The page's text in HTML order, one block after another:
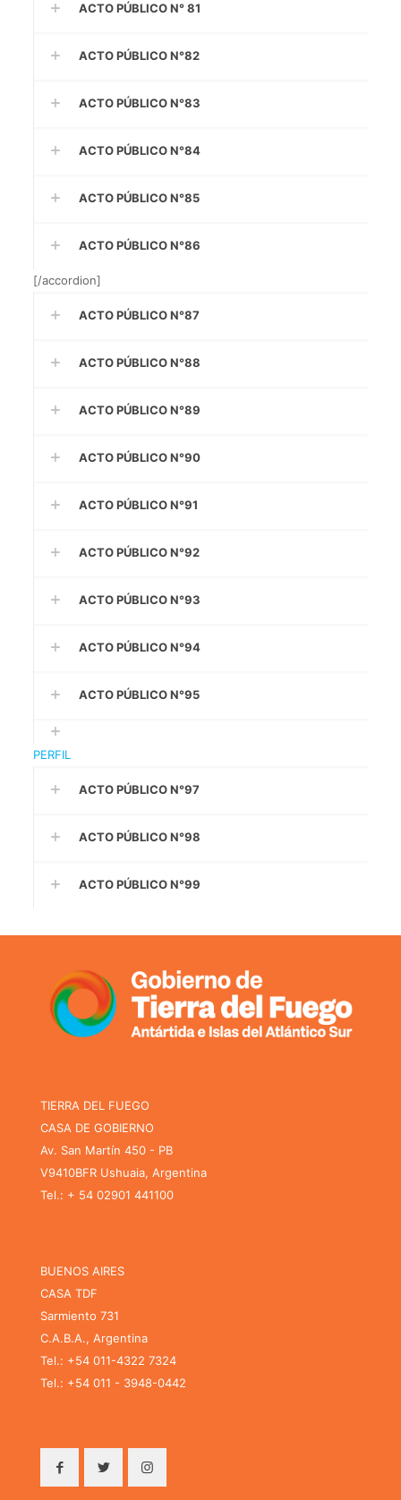
ACTO PÚBLICO N° 81
ACTO PÚBLICO N°82
ACTO PÚBLICO N°83
ACTO PÚBLICO N°84
ACTO PÚBLICO N°85
ACTO PÚBLICO N°86
[/accordion]
ACTO PÚBLICO N°87
ACTO PÚBLICO N°88
ACTO PÚBLICO N°89
ACTO PÚBLICO N°90
ACTO PÚBLICO N°91
ACTO PÚBLICO N°92
ACTO PÚBLICO N°93
ACTO PÚBLICO N°94
ACTO PÚBLICO N°95
PERFIL
ACTO PÚBLICO N°97
ACTO PÚBLICO N°98
ACTO PÚBLICO N°99
TIERRA DEL FUEGO
CASA DE GOBIERNO
Av. San Martín 450 - PB
V9410BFR Ushuaia, Argentina
Tel.: + 54 02901 441100
BUENOS AIRES
CASA TDF
Sarmiento 731
C.A.B.A., Argentina
Tel.: +54 011-4322 7324
Tel.: +54 011 - 3948-0442